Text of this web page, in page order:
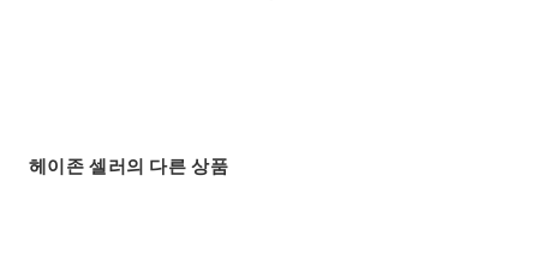
헤이존 셀러의 다른 상품